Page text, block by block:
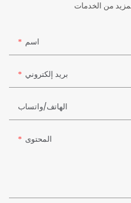
اسم
بريد إلكتروني
الهاتف/واتساب
المحتوى